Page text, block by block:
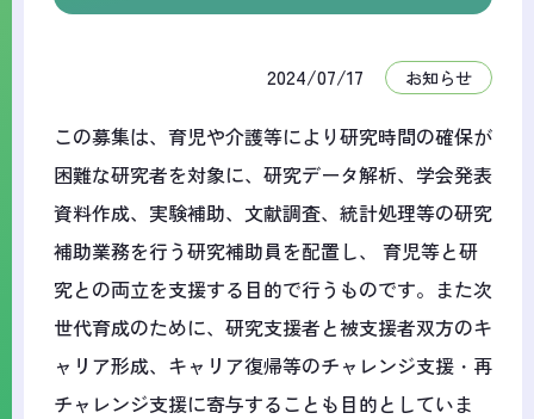
2024/07/17 お知らせ
この募集は、育児や介護等により研究時間の確保が
困難な研究者を対象に、研究データ解析、学会発表
資料作成、実験補助、文献調査、統計処理等の研究
補助業務を行う研究補助員を配置し、 育児等と研
究との両立を支援する目的で行うものです。また次
世代育成のために、研究支援者と被支援者双方のキ
ャリア形成、キャリア復帰等のチャレンジ支援・再
チャレンジ支援に寄与することも目的としていま